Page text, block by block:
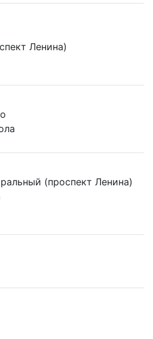
Ленина)
(проспект Ленина)